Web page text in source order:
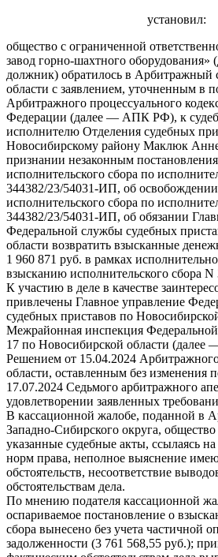
установил:
общество с ограниченной
завод горно-шахтного оборудования»
должник) обратилось в Арбитражный
области с заявлением, уточненным в
Арбитражного процессуального
Федерации (далее — АПК РФ), к
исполнителю Отделения судебных
Новосибирскому району Маклюк
признании незаконным
исполнительского сбора по
344382/23/54031-ИП, об
исполнительского сбора по
344382/23/54031-ИП, об обязании
Федеральной службы судебных
области возвратить взысканные
1 960 871 руб. в рамках
взысканию исполнительского сбора
К участию в деле в качестве
привлечены Главное управление
судебных приставов по
Межрайонная инспекция
17 по Новосибирской области (далее
Решением от 15.04.2024
области, оставленным без изменения
17.07.2024 Седьмого арбитражного
удовлетворении заявленных
В кассационной жалобе, поданной в
Западно-Сибирского округа,
указанные судебные акты, ссылаясь
норм права, неполное выяснение
обстоятельств, несоответствие
обстоятельствам дела.
По мнению подателя кассационной
оспариваемое постановление о
сбора вынесено без учета частичной
задолженности (3 761 568,55 руб.);